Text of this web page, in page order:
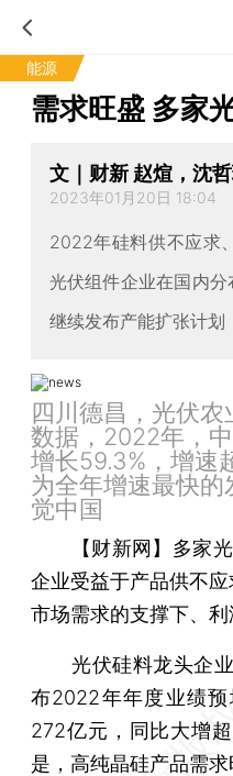
能源
需求旺盛 多家
文｜财新 赵煊，沈哲
2023年01月20日 18:04
2022年硅料供不应求
光伏组件企业在国内分
继续发布产能扩张计划
四川德昌，光伏
数据，2022年，
增长59.3%，增速
为全年增速最快
觉中国
【财新网】 多家
企业受益于产品供不
市场需求的支撑下、利
光伏硅料龙头企
布2022年年度业绩
272亿元，同比大增
是，高纯晶硅产品需